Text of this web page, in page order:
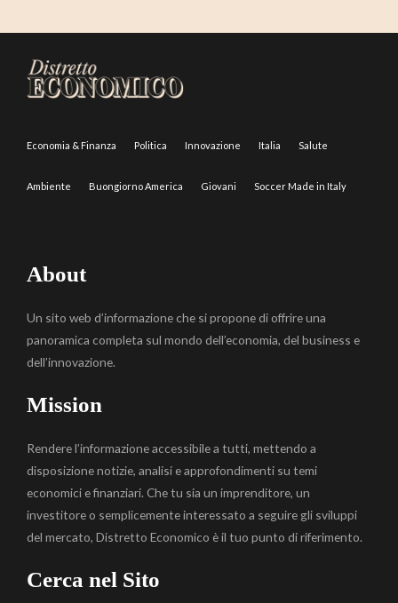
Economia & Finanza Politica Innovazione Italia Salute
Ambiente Buongiorno America Giovani Soccer Made in Italy
About
Un sito web d’informazione che si propone di offrire una
panoramica completa sul mondo dell’economia, del business e
dell’innovazione.
Mission
Rendere l’informazione accessibile a tutti, mettendo a
disposizione notizie, analisi e approfondimenti su temi
economici e finanziari. Che tu sia un imprenditore, un
investitore o semplicemente interessato a seguire gli sviluppi
del mercato, Distretto Economico è il tuo punto di riferimento.
Cerca nel Sito